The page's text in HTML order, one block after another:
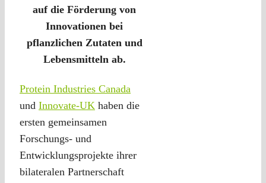
auf die Förderung von
Innovationen bei
pflanzlichen Zutaten und
Lebensmitteln ab.
Protein Industries Canada
und Innovate-UK haben die
ersten gemeinsamen
Forschungs- und
Entwicklungsprojekte ihrer
bilateralen Partnerschaft